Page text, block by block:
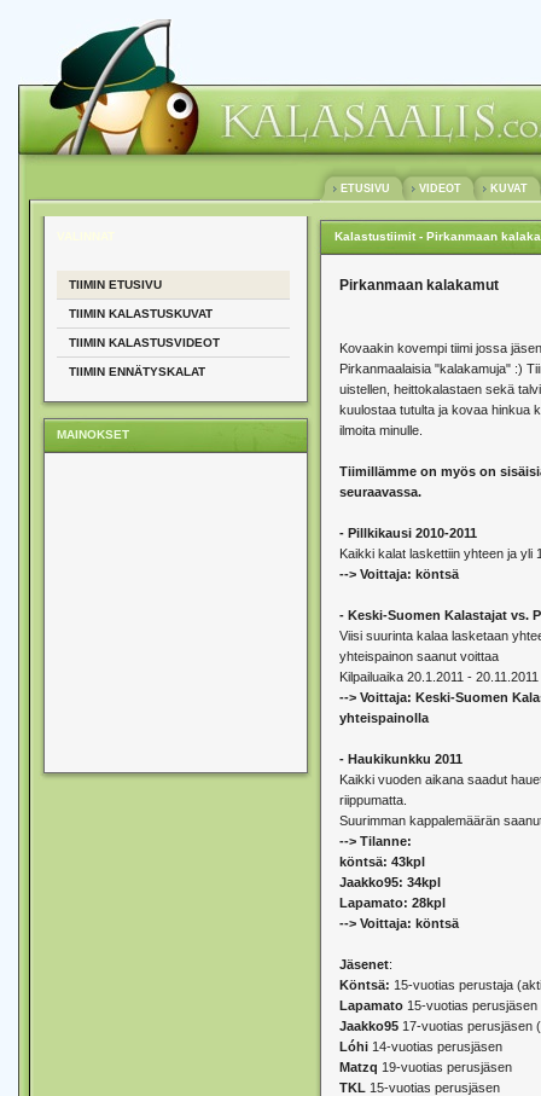
ETUSIVU VIDEOT KUVAT
TIIMIN ETUSIVU
TIIMIN KALASTUSKUVAT
TIIMIN KALASTUSVIDEOT
TIIMIN ENNÄTYSKALAT
MAINOKSET
Kalastustiimit - Pirkanmaan
Pirkanmaan kalakamut
Kovaakin kovempi tiimi jossa
Pirkanmaalaisia "kalakamuja" :)
uistellen, heittokalastaen sekä
kuulostaa tutulta ja kovaa hinkua
ilmoita minulle.
Tiimillämme on myös on
seuraavassa.
- Pillkikausi 2010-2011
Kaikki kalat laskettiin yhteen ja yli
--> Voittaja: köntsä
- Keski-Suomen Kalastajat vs.
Viisi suurinta kalaa lasketaan
yhteispainon saanut voittaa
Kilpailuaika 20.1.2011 - 20.11.2011
--> Voittaja: Keski-Suomen
yhteispainolla
- Haukikunkku 2011
Kaikki vuoden aikana saadut
riippumatta.
Suurimman kappalemäärän
--> Tilanne:
köntsä: 43kpl
Jaakko95: 34kpl
Lapamato: 28kpl
--> Voittaja: köntsä
Jäsenet:
Köntsä: 15-vuotias perustaja
Lapamato 15-vuotias perusjäsen
Jaakko95 17-vuotias perusjäsen
Lóhi 14-vuotias perusjäsen
Matzq 19-vuotias perusjäsen
TKL 15-vuotias perusjäsen